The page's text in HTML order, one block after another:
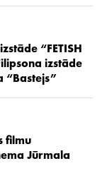
“FETISH
izstāde
“Bastejs”
filmu
Jūrmala